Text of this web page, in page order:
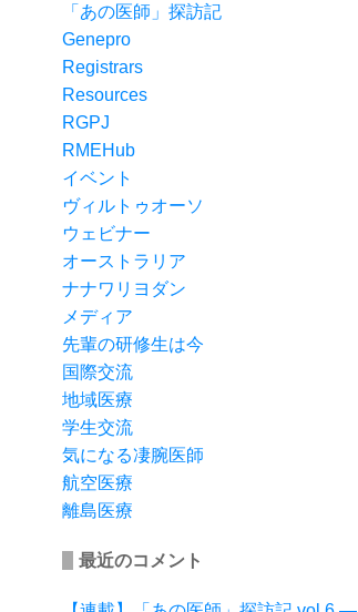
「あの医師」探訪記
Genepro
Registrars
Resources
RGPJ
RMEHub
イベント
ヴィルトゥオーソ
ウェビナー
オーストラリア
ナナワリヨダン
メディア
先輩の研修生は今
国際交流
地域医療
学生交流
気になる凄腕医師
航空医療
離島医療
最近のコメント